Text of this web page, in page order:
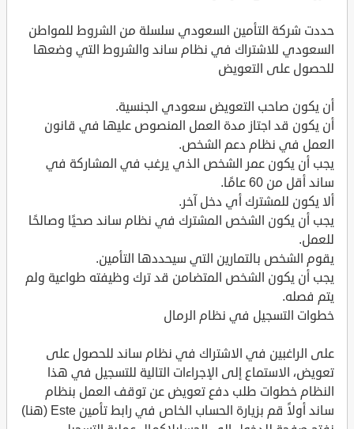
حددت شركة التأمين السعودي سلسلة من الشروط للمواطن
السعودي للاشتراك في نظام ساند والشروط التي وضعها
للحصول على التعويض
أن يكون صاحب التعويض سعودي الجنسية.
أن يكون قد اجتاز مدة العمل المنصوص عليها في قانون
العمل في نظام دعم الشخص.
يجب أن يكون عمر الشخص الذي يرغب في المشاركة في
ساند أقل من 60 عامًا.
ألا يكون للمشترك أي دخل آخر.
يجب أن يكون الشخص المشترك في نظام ساند صحيًا وصالحًا
للعمل.
يقوم الشخص بالتمارين التي سيحددها التأمين.
يجب أن يكون الشخص المتضامن قد ترك وظيفته طواعية ولم
يتم فصله.
خطوات التسجيل في نظام الرمال
على الراغبين في الاشتراك في نظام ساند للحصول على
تعويض، الاستماع إلى الإجراءات التالية للتسجيل في هذا
النظام خطوات طلب دفع تعويض عن توقف العمل بنظام
ساند أولاً قم بزيارة الحساب الخاص في رابط تأمين Este (هنا)